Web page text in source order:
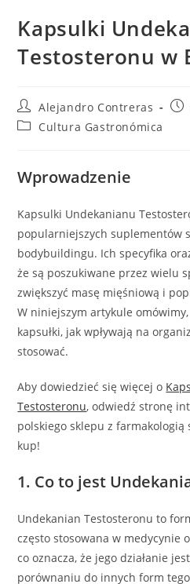
Kapsulki
Testosteronu w
Autor
de
la
Alejandro Contreras
Categoría
entrada:
Cultura Gastronómica
Wprowadzenie
Kapsulki Undekanianu
popularniejszych suplementów
bodybuildingu. Ich specyfika
że są poszukiwane przez wielu
zwiększyć masę mięśniową i
W niniejszym artykule
kapsułki, jak wpływają na
stosować.
Aby dowiedzieć się więcej o
Testosteronu, odwiedź stronę
polskiego sklepu z farmakologią
kup!
1. Co to jest
Undekanian Testosteronu to
często stosowana w medycynie
co oznacza, że jego działanie
porównaniu do innych form